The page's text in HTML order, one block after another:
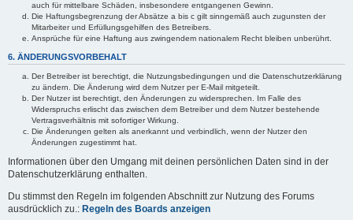
auch für mittelbare Schäden, insbesondere entgangenen Gewinn.
Die Haftungsbegrenzung der Absätze a bis c gilt sinngemäß auch zugunsten der
Mitarbeiter und Erfüllungsgehilfen des Betreibers.
Ansprüche für eine Haftung aus zwingendem nationalem Recht bleiben unberührt.
6. ÄNDERUNGSVORBEHALT
Der Betreiber ist berechtigt, die Nutzungsbedingungen und die Datenschutzerklärung
zu ändern. Die Änderung wird dem Nutzer per E-Mail mitgeteilt.
Der Nutzer ist berechtigt, den Änderungen zu widersprechen. Im Falle des
Widerspruchs erlischt das zwischen dem Betreiber und dem Nutzer bestehende
Vertragsverhältnis mit sofortiger Wirkung.
Die Änderungen gelten als anerkannt und verbindlich, wenn der Nutzer den
Änderungen zugestimmt hat.
Informationen über den Umgang mit deinen persönlichen Daten sind in der
Datenschutzerklärung enthalten.
Du stimmst den Regeln im folgenden Abschnitt zur Nutzung des Forums
ausdrücklich zu.: Regeln des Boards anzeigen